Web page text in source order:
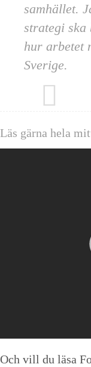
samhället.
strategi ska
hur arbetet
Sverige.
Läs gärna hela
Och vill du läsa